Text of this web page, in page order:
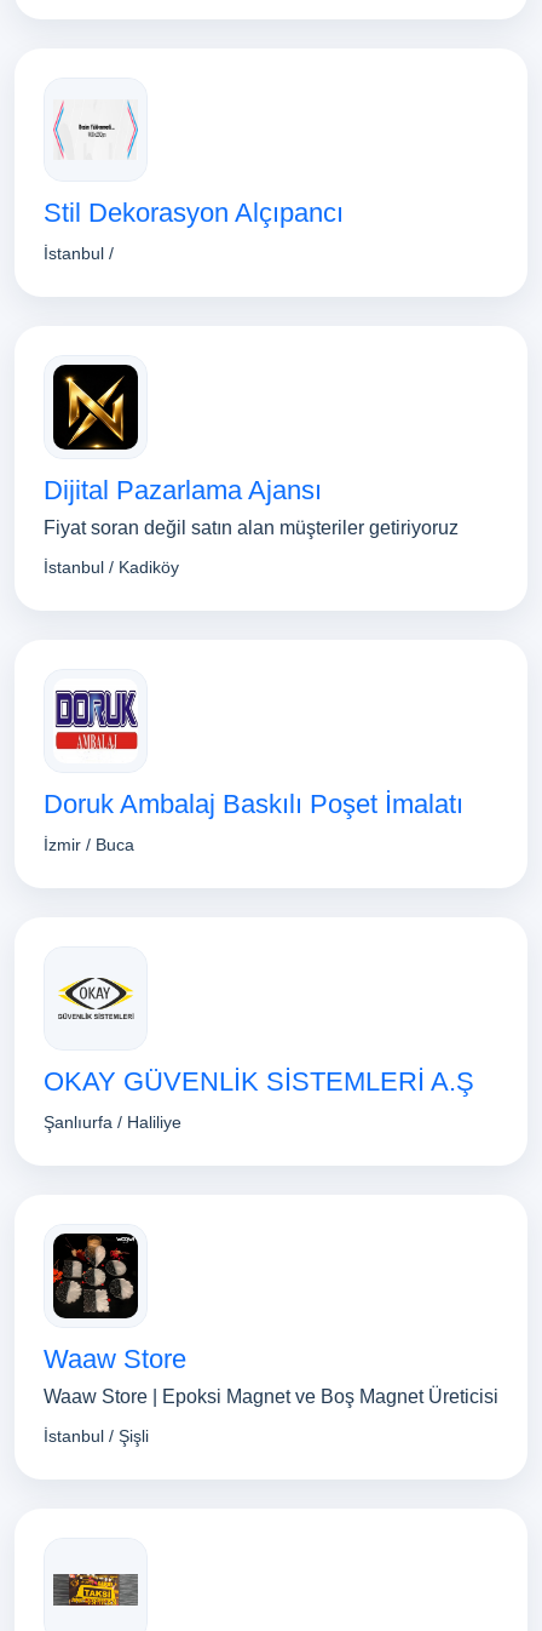
Stil Dekorasyon Alçıpancı
İstanbul /
Dijital Pazarlama Ajansı
Fiyat soran değil satın alan müşteriler getiriyoruz
İstanbul / Kadiköy
Doruk Ambalaj Baskılı Poşet İmalatı
İzmir / Buca
OKAY GÜVENLİK SİSTEMLERİ A.Ş
Şanlıurfa / Haliliye
Waaw Store
Waaw Store | Epoksi Magnet ve Boş Magnet Üreticisi
İstanbul / Şişli